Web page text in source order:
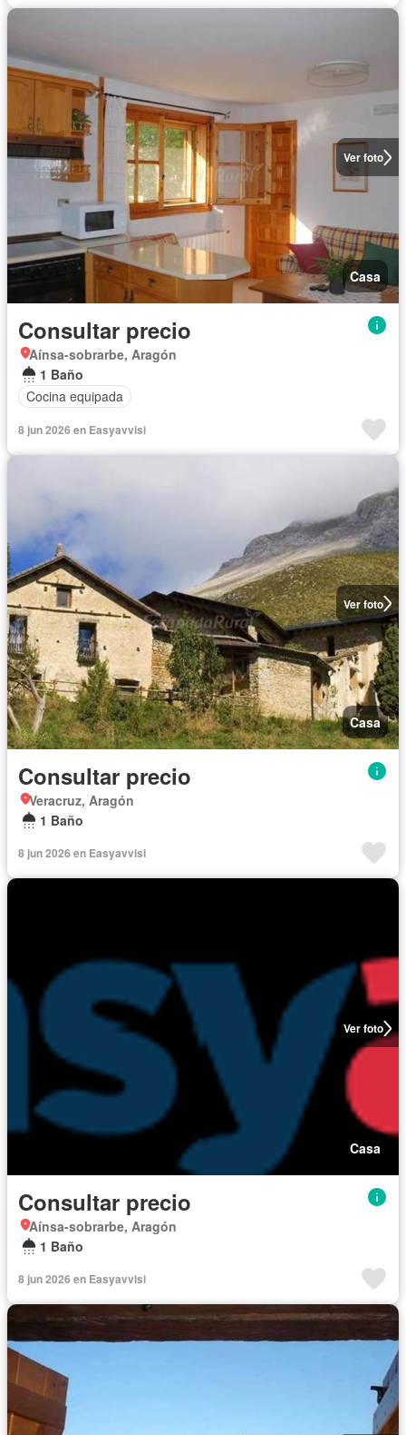
Ver foto
Casa
Consultar precio
Aínsa-sobrarbe, Aragón
1 Baño
Cocina equipada
8 jun 2026 en Easyavvisi
Ver foto
Casa
Consultar precio
Veracruz, Aragón
1 Baño
8 jun 2026 en Easyavvisi
Ver foto
Casa
Consultar precio
Aínsa-sobrarbe, Aragón
1 Baño
8 jun 2026 en Easyavvisi